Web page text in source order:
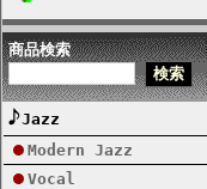
商品検索
Jazz
Modern Jazz
Vocal